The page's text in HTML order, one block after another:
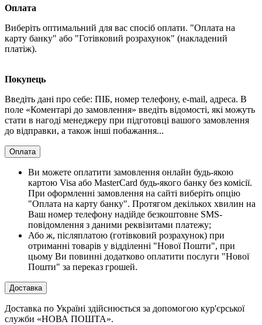
Оплата
Виберіть оптимальний для вас спосіб оплати. "Оплата на
карту банку" або "Готівковий розрахунок" (накладений
платіж).
Покупець
Введіть дані про себе: ПІБ, номер телефону, e-mail, адреса. В
поле «Коментарі до замовлення» введіть відомості, які можуть
стати в нагоді менеджеру при підготовці вашого замовлення
до відправки, а також інші побажання...
Оплата
Ви можете оплатити замовлення онлайн будь-якою
картою Visa або MasterCard будь-якого банку без комісії.
При оформленні замовлення на сайті виберіть опцію
"Оплата на карту банку". Протягом декількох хвилин на
Ваш номер телефону надійде безкоштовне SMS-
повідомлення з даними реквізитами платежу;
Або ж, післяплатою (готівковий розрахунок) при
отриманні товарів у відділенні "Нової Пошти", при
цьому Ви повинні додатково оплатити послуги "Нової
Пошти" за переказ грошей.
Доставка
Доставка по Україні здійснюється за допомогою кур'єрської
служби «НОВА ПОШТА».